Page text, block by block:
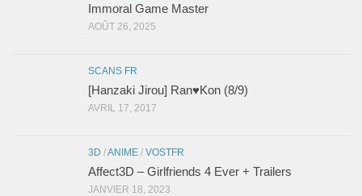
Immoral Game Master
AOÛT 26, 2025
SCANS FR
[Hanzaki Jirou] Ran♥Kon (8/9)
AVRIL 17, 2017
3D /ANIME / VOSTFR
Affect3D – Girlfriends 4 Ever + Trailers
JANVIER 18, 2023